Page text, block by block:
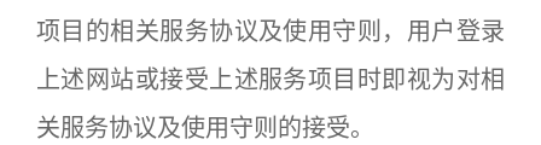
项目的相关服务协议及使用守则，用户登录
上述网站或接受上述服务项目时即视为对相
关服务协议及使用守则的接受。